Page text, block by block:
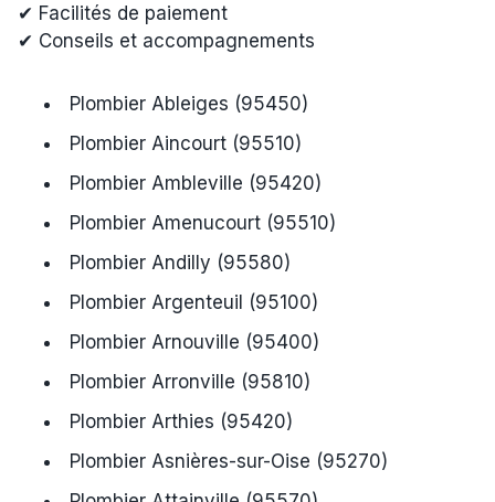
✔ Facilités de paiement
✔ Conseils et accompagnements
Plombier Ableiges (95450)
Plombier Aincourt (95510)
Plombier Ambleville (95420)
Plombier Amenucourt (95510)
Plombier Andilly (95580)
Plombier Argenteuil (95100)
Plombier Arnouville (95400)
Plombier Arronville (95810)
Plombier Arthies (95420)
Plombier Asnières-sur-Oise (95270)